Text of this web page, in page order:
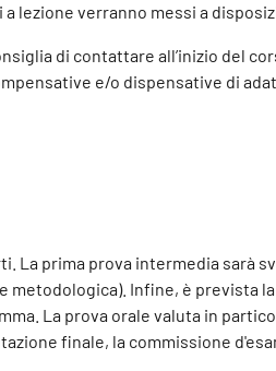
verranno messi a
di contattare all’inizio del
e/o dispensative di
prima prova intermedia sarà
Infine, è prevista
La prova orale valuta in
finale, la commissione